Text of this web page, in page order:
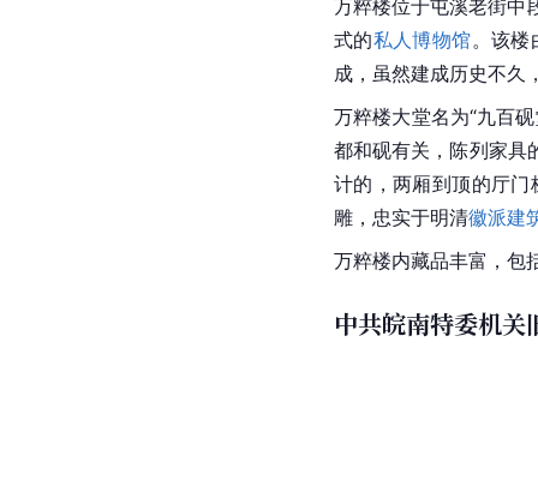
万粹楼位于屯溪老街中
式的私人博物馆。该楼
成，虽然建成历史不久
万粹楼大堂名为“九百
都和砚有关，陈列家具
计的，两厢到顶的厅
雕 ，忠实于明清徽派建
万粹楼内藏品丰富，包
中共皖南特委机关